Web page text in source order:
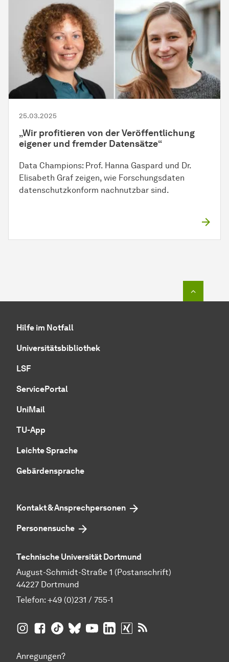
25.03.2025
„Wir profitieren von der Veröffentlichung
eigener und fremder Datensätze“
Data Champions: Prof. Hanna Gaspard und Dr.
Elisabeth Graf zeigen, wie Forschungsdaten
datenschutzkonform nachnutzbar sind.
Hilfe im Notfall
Universitätsbibliothek
LSF
ServicePortal
UniMail
TU-App
Leichte Sprache
Gebärdensprache
Kontakt & Ansprechpersonen
Personensuche
Technische Universität Dortmund
August-Schmidt-Straße 1 (Postanschrift)
44227 Dortmund
Telefon: +49 (0)231 / 755-1
TU Dortmund aufInsta­gram
TU Dortmund auf Facebook
TU Dortmund auf TikTok
TU Dortmund auf BlueSky
TU Dortmund auf YouTube
TU Dortmund auf LinkedIn
TU Dortmund auf XING
Anregungen?